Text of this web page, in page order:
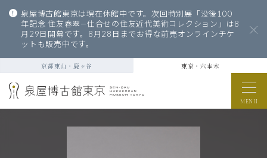
泉屋博古館東京は現在休館中です。次回特別展「没後100
年記念 住友春翠—仕合せの住友近代美術コレクション」は8
月29日開幕です。8月28日までお得な前売オンラインチケ
ットも販売中です。
京都東山・鹿ヶ谷 東京・六本木
MENU